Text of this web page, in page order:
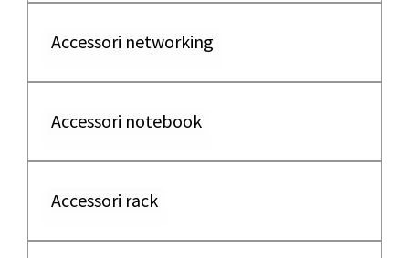
Accessori networking
Accessori notebook
Accessori rack